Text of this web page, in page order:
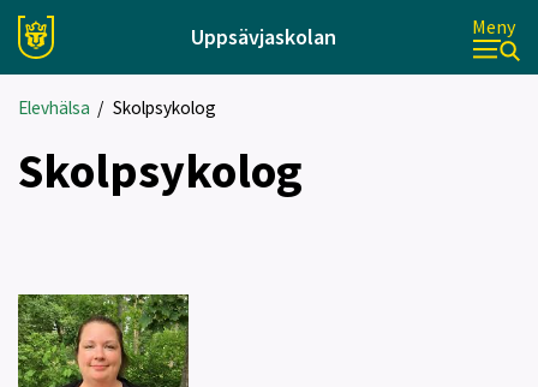
Uppsävjaskolan Meny
Elevhälsa / Skolpsykolog
Skolpsykolog